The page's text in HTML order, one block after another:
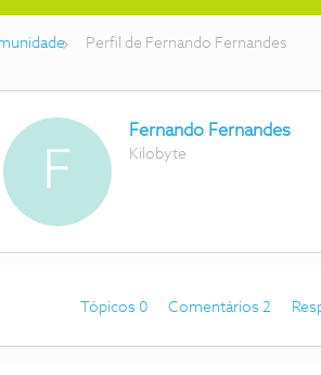
Perfil de Fernando Fernandes
F
Fernando Fernandes
Kilobyte
Tópicos 0 Comentários 2